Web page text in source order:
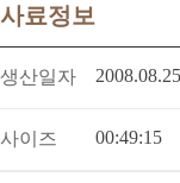
사료정보
생산일자
사이즈 00:49:15